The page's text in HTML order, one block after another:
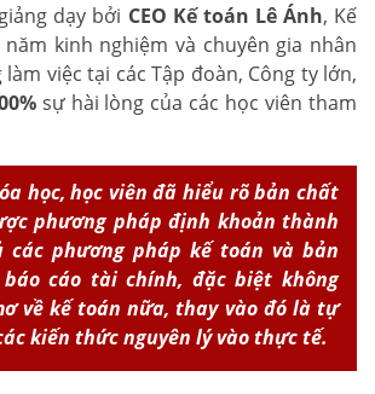
dạy bởi CEO Kế toán Lê Ánh, Kế
kinh nghiệm và chuyên gia nhân
việc tại các Tập đoàn, Công ty lớn,
sự hài lòng của các học viên tham
học, học viên đã hiểu rõ bản chất
phương pháp định khoản thành
các phương pháp kế toán và bản
cáo tài chính, đặc biệt không
về kế toán nữa, thay vào đó là tự
kiến thức nguyên lý vào thực tế.